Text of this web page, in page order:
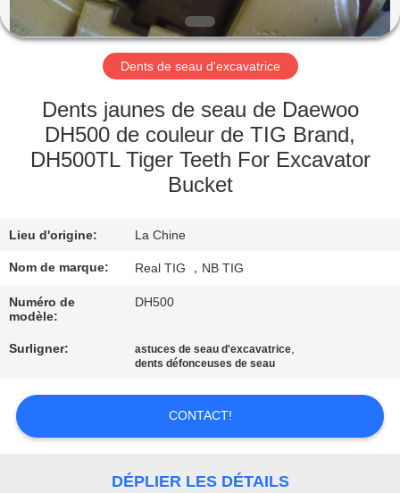
SUJET
DE
VISITE
D'USINE
DE
QUALITÉ
NOUS
DEMANDEZ
UNE
CITATION
Dents de seau d'excavatrice
Dents jaunes de seau de Daewoo
DH500 de couleur de TIG Brand,
DH500TL Tiger Teeth For Excavator
Bucket
Lieu d'origine: La Chine
Nom de marque: Real TIG ，NB TIG
Numéro de
modèle:
DH500
Surligner: astuces de seau d'excavatrice,
dents défonceuses de seau
CONTACT!
DÉPLIER LES DÉTAILS